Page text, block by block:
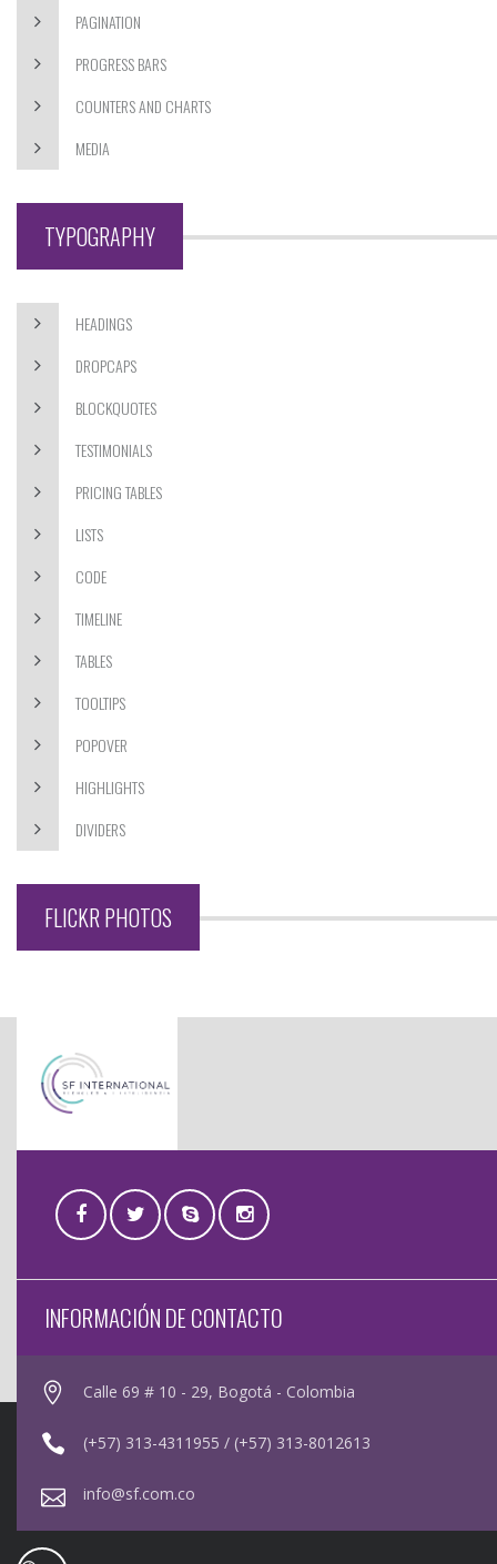
PAGINATION
PROGRESS BARS
COUNTERS AND CHARTS
MEDIA
TYPOGRAPHY
HEADINGS
DROPCAPS
BLOCKQUOTES
TESTIMONIALS
PRICING TABLES
LISTS
CODE
TIMELINE
TABLES
TOOLTIPS
POPOVER
HIGHLIGHTS
DIVIDERS
FLICKR PHOTOS
INFORMACIÓN DE CONTACTO
Calle 69 # 10 - 29, Bogotá - Colombia
(+57) 313-4311955 / (+57) 313-8012613
info@sf.com.co